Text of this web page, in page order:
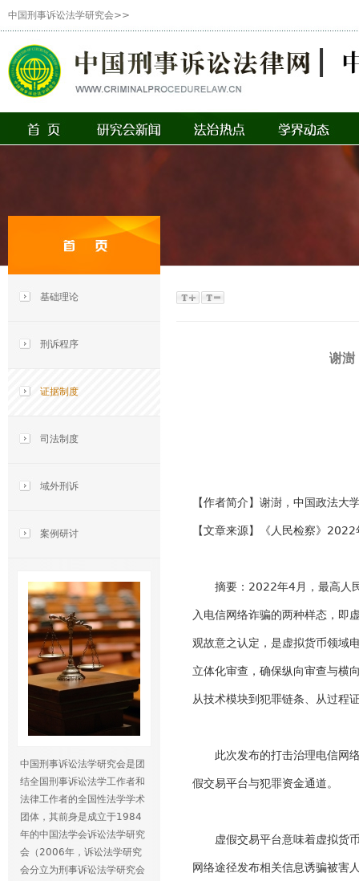
中国刑事诉讼法学研究会>>
基础理论
刑诉程序
证据制度
司法制度
域外刑诉
案例研讨
中国刑事诉讼法学研究会是团
结全国刑事诉讼法学工作者和
法律工作者的全国性法学学术
团体，其前身是成立于1984
年的中国法学会诉讼法学研究
会（2006年，诉讼法学研究
会分立为刑事诉讼法学研究会
谢澍
【作者简介】谢澍，中国政法大
【文章来源】《人民检察》
摘要：2022年4月，最高人
入电信网络诈骗的两种样态，即
观故意之认定，是虚拟货币领域
立体化审查，确保纵向审查与横
从技术模块到犯罪链条、从过程
此次发布的打击治理电信网
假交易平台与犯罪资金通道。
虚假交易平台意味着虚拟货
网络途径发布相关信息诱骗被害